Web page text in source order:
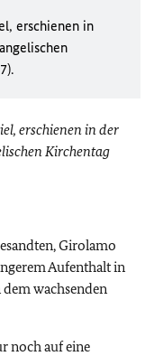
erschienen in
erschienen in der
Kirchentag
Girolamo
Aufenthalt in
wachsenden
noch auf eine